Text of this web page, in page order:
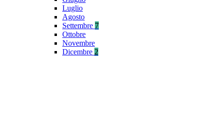
Luglio
Agosto
Settembre 7
Ottobre
Novembre
Dicembre 2